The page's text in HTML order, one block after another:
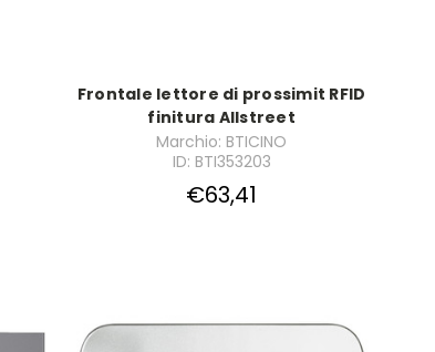
Frontale lettore di prossimit RFID
finitura Allstreet
Marchio: BTICINO
ID: BTI353203
€63,41